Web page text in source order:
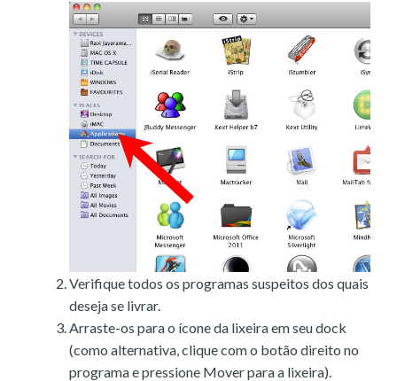
Verifique todos os programas suspeitos dos quais
deseja se livrar.
Arraste-os para o ícone da lixeira em seu dock
(como alternativa, clique com o botão direito no
programa e pressione Mover para a lixeira).